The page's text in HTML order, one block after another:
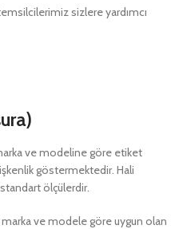
sizlere yardımcı
ve modeline göre etiket
göstermektedir. Hali
ölçülerdir.
ve modele göre uygun olan